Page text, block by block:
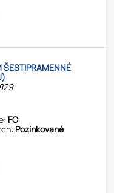
ŠESTIPRAMENNÉ
FC
Pozinkované